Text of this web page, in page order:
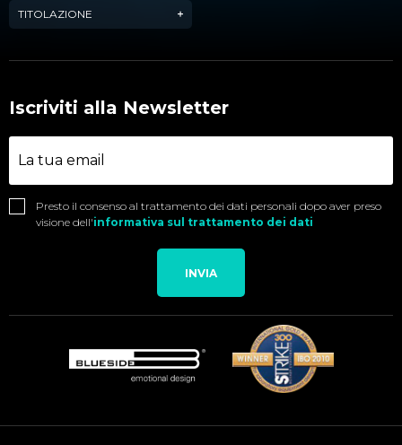
TITOLAZIONE
Iscriviti alla Newsletter
Presto il consenso al trattamento dei dati personali dopo aver preso
visione dell'informativa sul trattamento dei dati
INVIA